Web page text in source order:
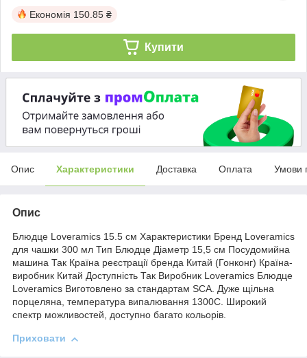
Економія 150.85 ₴
Купити
Опис Характеристики Доставка Оплата Умови
Опис
Блюдце Loveramics 15.5 см Характеристики Бренд Loveramics
для чашки 300 мл Тип Блюдце Діаметр 15,5 см Посудомийна
машина Так Країна реєстрації бренда Китай (Гонконг) Країна-
виробник Китай Доступність Так Виробник Loveramics Блюдце
Loveramics Виготовлено за стандартам SCA. Дуже щільна
порцеляна, температура випалювання 1300С. Широкий
спектр можливостей, доступно багато кольорів.
Приховати